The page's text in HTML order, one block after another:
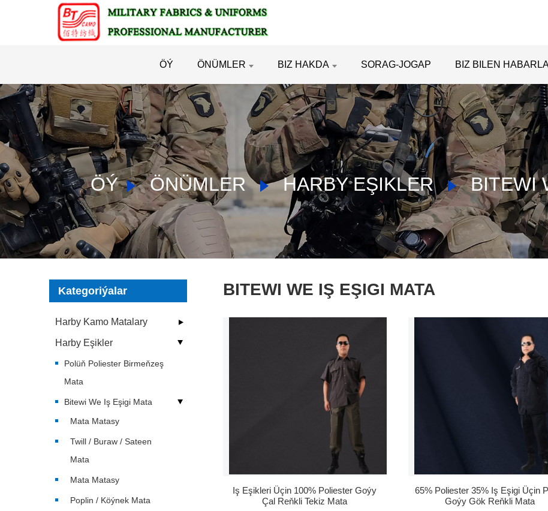
ÖÝ ÖNÜMLER BIZ HAKDA SORAG-JOGAP BIZ BILEN
ÖÝ ÖNÜMLER HARBY EŞIKLER BITEWI
Kategoriýalar
Harby Kamo Matalary
Harby Eşikler
Polüň Poliester Birmeňzeş
Mata
Bitewi We Iş Eşigi Mata
Mata Matasy
Twill / Buraw / Sateen
Mata
Mata Matasy
Poplin / Köýnek Mata
BITEWI WE IŞ EŞIGI MATA
Iş Eşikleri Üçin 100% Poliester Goýy
Çal Reňkli Tekiz Mata
65% Poliester 35% Iş Eşigi Üçin
Goýy Gök Reňkli Mata